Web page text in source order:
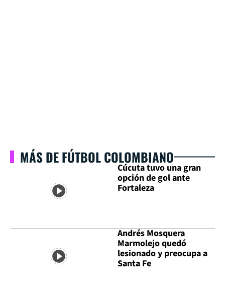
MÁS DE FÚTBOL COLOMBIANO
Cúcuta tuvo una gran
opción de gol ante
Fortaleza
Andrés Mosquera
Marmolejo quedó
lesionado y preocupa a
Santa Fe